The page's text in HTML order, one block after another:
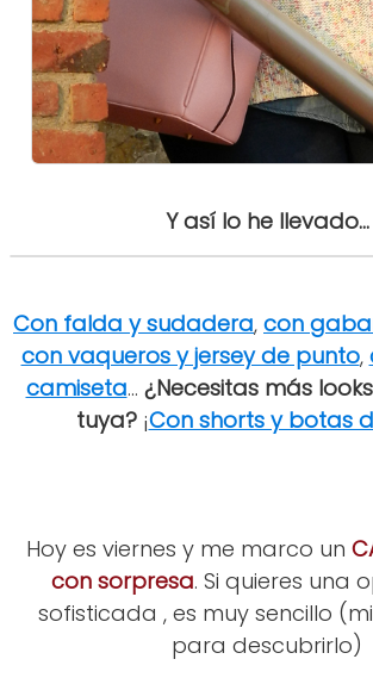
Y así lo he llevado...
Con falda y sudadera, con
con vaqueros y jersey de punto,
camiseta... ¿Necesitas más
tuya?¡Con shorts y botas
Hoy es viernes y me marco un
con sorpresa. Si quieres una
sofisticada , es muy sencillo
para descubrirlo)